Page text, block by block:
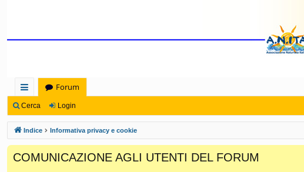
oll
eg
a
m
Forum
Cerca Login
Indice Informativa privacy e cookie
COMUNICAZIONE AGLI UTENTI DEL FORUM